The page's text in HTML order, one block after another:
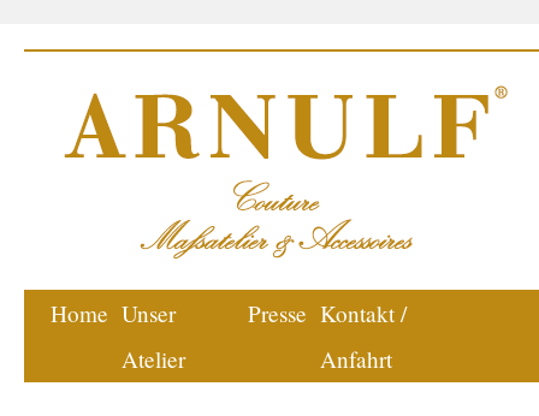
Home Unser
Atelier
Presse Kontakt /
Anfahrt